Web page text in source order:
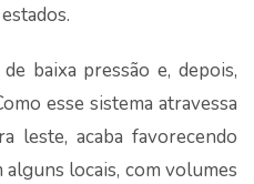
baixa pressão e, depois,
esse sistema atravessa
leste, acaba favorecendo
locais, com volumes